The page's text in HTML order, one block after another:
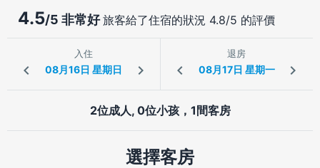
4.5/5 非常好旅客給了住宿的狀況 4.8/5 的評價
入住 退房
2位成人, 0位小孩，1間客房
選擇客房